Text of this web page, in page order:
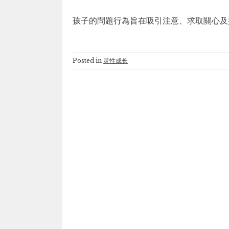
孩子的問題行為旨在吸引注意、求取關心
Posted in 灵性成长